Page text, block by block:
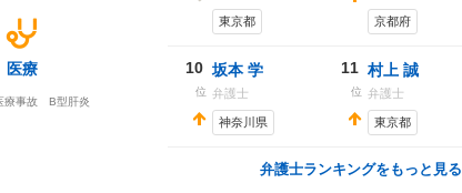
医療
療事故 B型肝炎
東京都 京都府
10
位
坂本 学
弁護士
神奈川県
11
位
村上 誠
弁護士
東京都
弁護士ランキングをもっと見る